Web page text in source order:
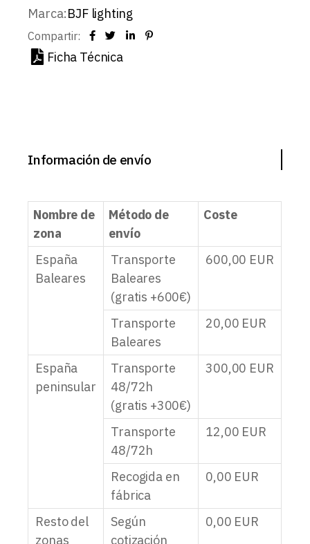
Marca:BJF lighting
Compartir:
Ficha Técnica
Información de envío
Nombre de
zona
Método de
envío
Coste
España
Baleares
Transporte
Baleares
(gratis +600€)
600,00 EUR
Transporte
Baleares
20,00 EUR
España
peninsular
Transporte
48/72h
(gratis +300€)
300,00 EUR
Transporte
48/72h
12,00 EUR
Recogida en
fábrica
0,00 EUR
Resto del
zonas
Según
cotización
0,00 EUR